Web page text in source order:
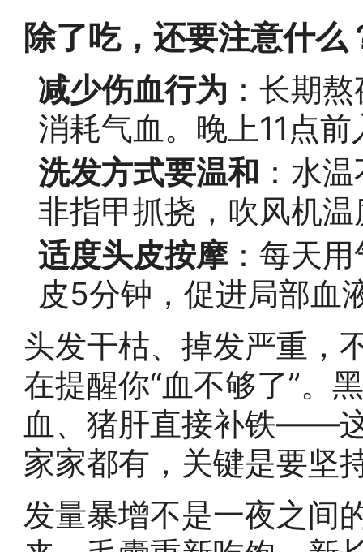
除了吃，还要注意什么
减少伤血行为 ：长期
消耗气血。晚上11点
洗发方式要温和 ：水
非指甲抓挠，吹风机
适度头皮按摩：每天
皮5分钟，促进局部血
头发干枯、掉发严重，
在提醒你“血不够了”。
血、猪肝直接补铁——
家家都有，关键是要坚
发量暴增不是一夜之间